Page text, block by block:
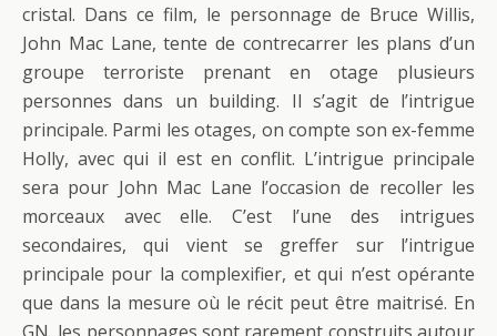
cristal. Dans ce film, le personnage de Bruce Willis,
John Mac Lane, tente de contrecarrer les plans d’un
groupe terroriste prenant en otage plusieurs
personnes dans un building. Il s’agit de l’intrigue
principale. Parmi les otages, on compte son ex-femme
Holly, avec qui il est en conflit. L’intrigue principale
sera pour John Mac Lane l’occasion de recoller les
morceaux avec elle. C’est l’une des intrigues
secondaires, qui vient se greffer sur l’intrigue
principale pour la complexifier, et qui n’est opérante
que dans la mesure où le récit peut être maitrisé. En